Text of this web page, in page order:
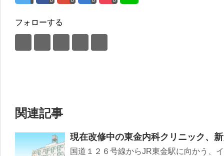
フォローする
関連記事
現在改修中の東金内科クリニック、
国道１２６号線からJR東金駅に向かう、